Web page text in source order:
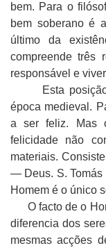
bem. Para o
bem soberano é
último da
compreende três
responsável e
Esta posição
época medieval.
a ser feliz. Mas
felicidade não
materiais.
— Deus. S. Tomás
Homem é o único
O facto de o
diferencia dos
mesmas acções